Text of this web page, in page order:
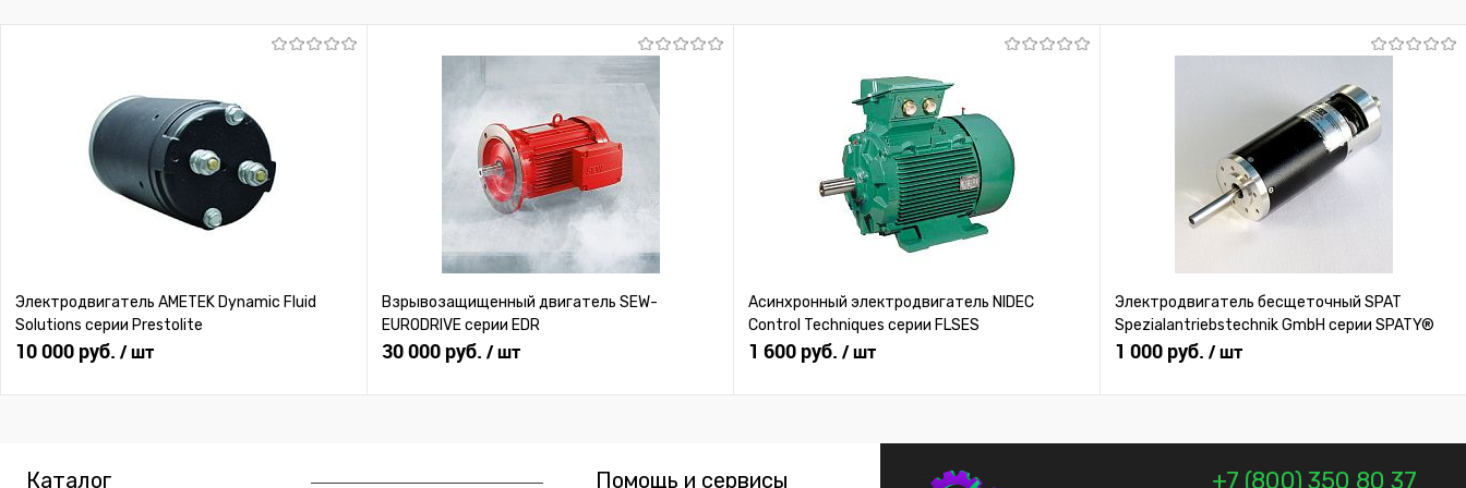
Под заказ
В избранное
Электродвигатель AMETEK Dynamic Fluid
Solutions серии Prestolite
10 000 руб. / шт
Взрывозащищенный двигатель SEW-
EURODRIVE серии EDR
30 000 руб. / шт
Асинхронный электродвигатель NIDEC
Control Techniques серии FLSES
1 600 руб. / шт
Электродвигатель бесщеточный SPAT
Spezialantriebstechnik GmbH серии SPATY®
1 000 руб. / шт
Каталог Помощь и сервисы +7 (800) 350 80 37